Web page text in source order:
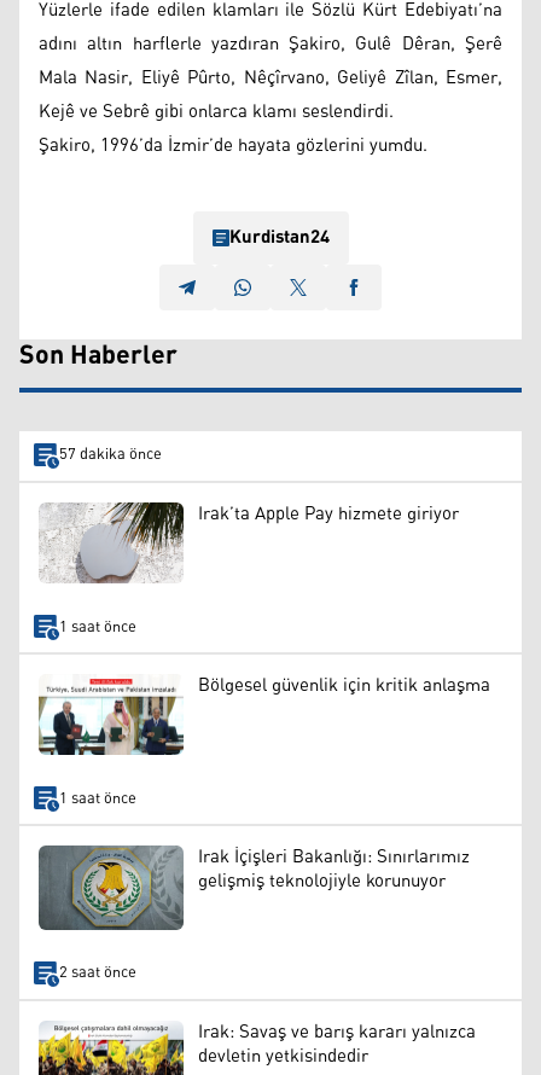
Yüzlerle ifade edilen klamları ile Sözlü Kürt Edebiyatı’na
adını altın harflerle yazdıran Şakiro, Gulê Dêran, Şerê
Mala Nasir, Eliyê Pûrto, Nêçîrvano, Geliyê Zîlan, Esmer,
Kejê ve Sebrê gibi onlarca klamı seslendirdi.
Şakiro, 1996’da İzmir’de hayata gözlerini yumdu.
Kurdistan24
Son Haberler
57 dakika önce
Irak’ta Apple Pay hizmete giriyor
1 saat önce
Bölgesel güvenlik için kritik anlaşma
1 saat önce
Irak İçişleri Bakanlığı: Sınırlarımız
gelişmiş teknolojiyle korunuyor
2 saat önce
Irak: Savaş ve barış kararı yalnızca
devletin yetkisindedir